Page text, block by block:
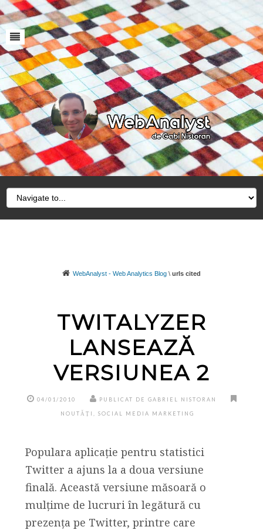
WebAnalyst - Web Analytics Blog \ urls cited
TWITALYZER
LANSEAZĂ
VERSIUNEA 2
04/01/2010 PUBLICAT DE GABRIEL NISTORAN
NOUTĂȚI SOCIAL MEDIA MARKETING
Populara aplicație pentru statistici
Twitter a ajuns la a doua versiune
finală. Această versiune măsoară o
mulțime de lucruri în legătură cu
prezența pe Twitter, printre care